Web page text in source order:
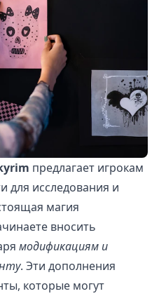
предлагает игрокам
для исследования и
магия
вносить
модификациям и
. Эти дополнения
которые могут